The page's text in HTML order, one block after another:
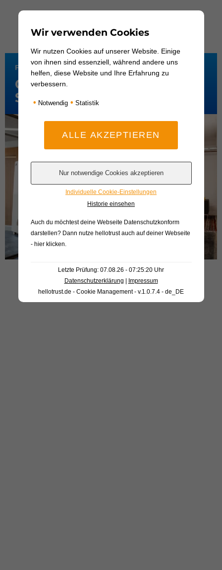
FORTBILDUNGEN
Curriculum
Schematherapie
Wir verwenden Cookies
Wir nutzen Cookies auf unserer Website. Einige
von ihnen sind essenziell, während andere uns
helfen, diese Website und Ihre Erfahrung zu
verbessern.
• Notwendig • Statistik
Individuelle Cookie-Einstellungen
Historie einsehen
Auch du möchtest deine Webseite Datenschutzkonform
darstellen? Dann nutze hellotrust auch auf deiner Webseite
- hier klicken.
Letzte Prüfung: 07.08.26 - 07:25:20 Uhr
Datenschutzerklärung
Impressum
hellotrust.de - Cookie Management - v.1.0.7.4 - de_DE